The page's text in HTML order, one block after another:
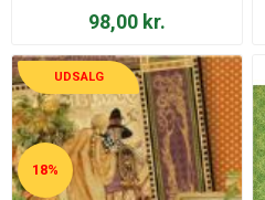
98,00 kr.
UDSALG
18%